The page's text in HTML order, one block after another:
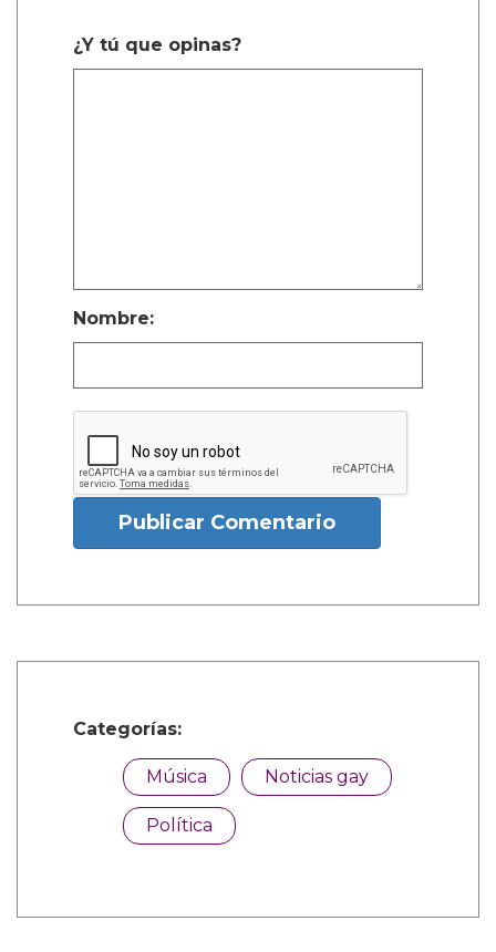
¿Y tú que opinas?
Nombre:
Publicar Comentario
Categorías:
Música Noticias gay
Política